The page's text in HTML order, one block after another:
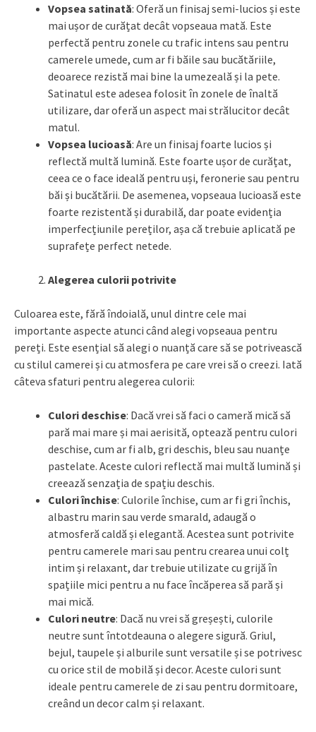
Vopsea satinată: Oferă un finisaj semi-lucios și este
mai ușor de curățat decât vopseaua mată. Este
perfectă pentru zonele cu trafic intens sau pentru
camerele umede, cum ar fi băile sau bucătăriile,
deoarece rezistă mai bine la umezeală și la pete.
Satinatul este adesea folosit în zonele de înaltă
utilizare, dar oferă un aspect mai strălucitor decât
matul.
Vopsea lucioasă: Are un finisaj foarte lucios și
reflectă multă lumină. Este foarte ușor de curățat,
ceea ce o face ideală pentru uși, feronerie sau pentru
băi și bucătării. De asemenea, vopseaua lucioasă este
foarte rezistentă și durabilă, dar poate evidenția
imperfecțiunile pereților, așa că trebuie aplicată pe
suprafețe perfect netede.
Alegerea culorii potrivite
Culoarea este, fără îndoială, unul dintre cele mai
importante aspecte atunci când alegi vopseaua pentru
pereți. Este esențial să alegi o nuanță care să se potrivească
cu stilul camerei și cu atmosfera pe care vrei să o creezi. Iată
câteva sfaturi pentru alegerea culorii:
Culori deschise: Dacă vrei să faci o cameră mică să
pară mai mare și mai aerisită, optează pentru culori
deschise, cum ar fi alb, gri deschis, bleu sau nuanțe
pastelate. Aceste culori reflectă mai multă lumină și
creează senzația de spațiu deschis.
Culori închise: Culorile închise, cum ar fi gri închis,
albastru marin sau verde smarald, adaugă o
atmosferă caldă și elegantă. Acestea sunt potrivite
pentru camerele mari sau pentru crearea unui colț
intim și relaxant, dar trebuie utilizate cu grijă în
spațiile mici pentru a nu face încăperea să pară și
mai mică.
Culori neutre: Dacă nu vrei să greșești, culorile
neutre sunt întotdeauna o alegere sigură. Griul,
bejul, taupele și alburile sunt versatile și se potrivesc
cu orice stil de mobilă și decor. Aceste culori sunt
ideale pentru camerele de zi sau pentru dormitoare,
creând un decor calm și relaxant.